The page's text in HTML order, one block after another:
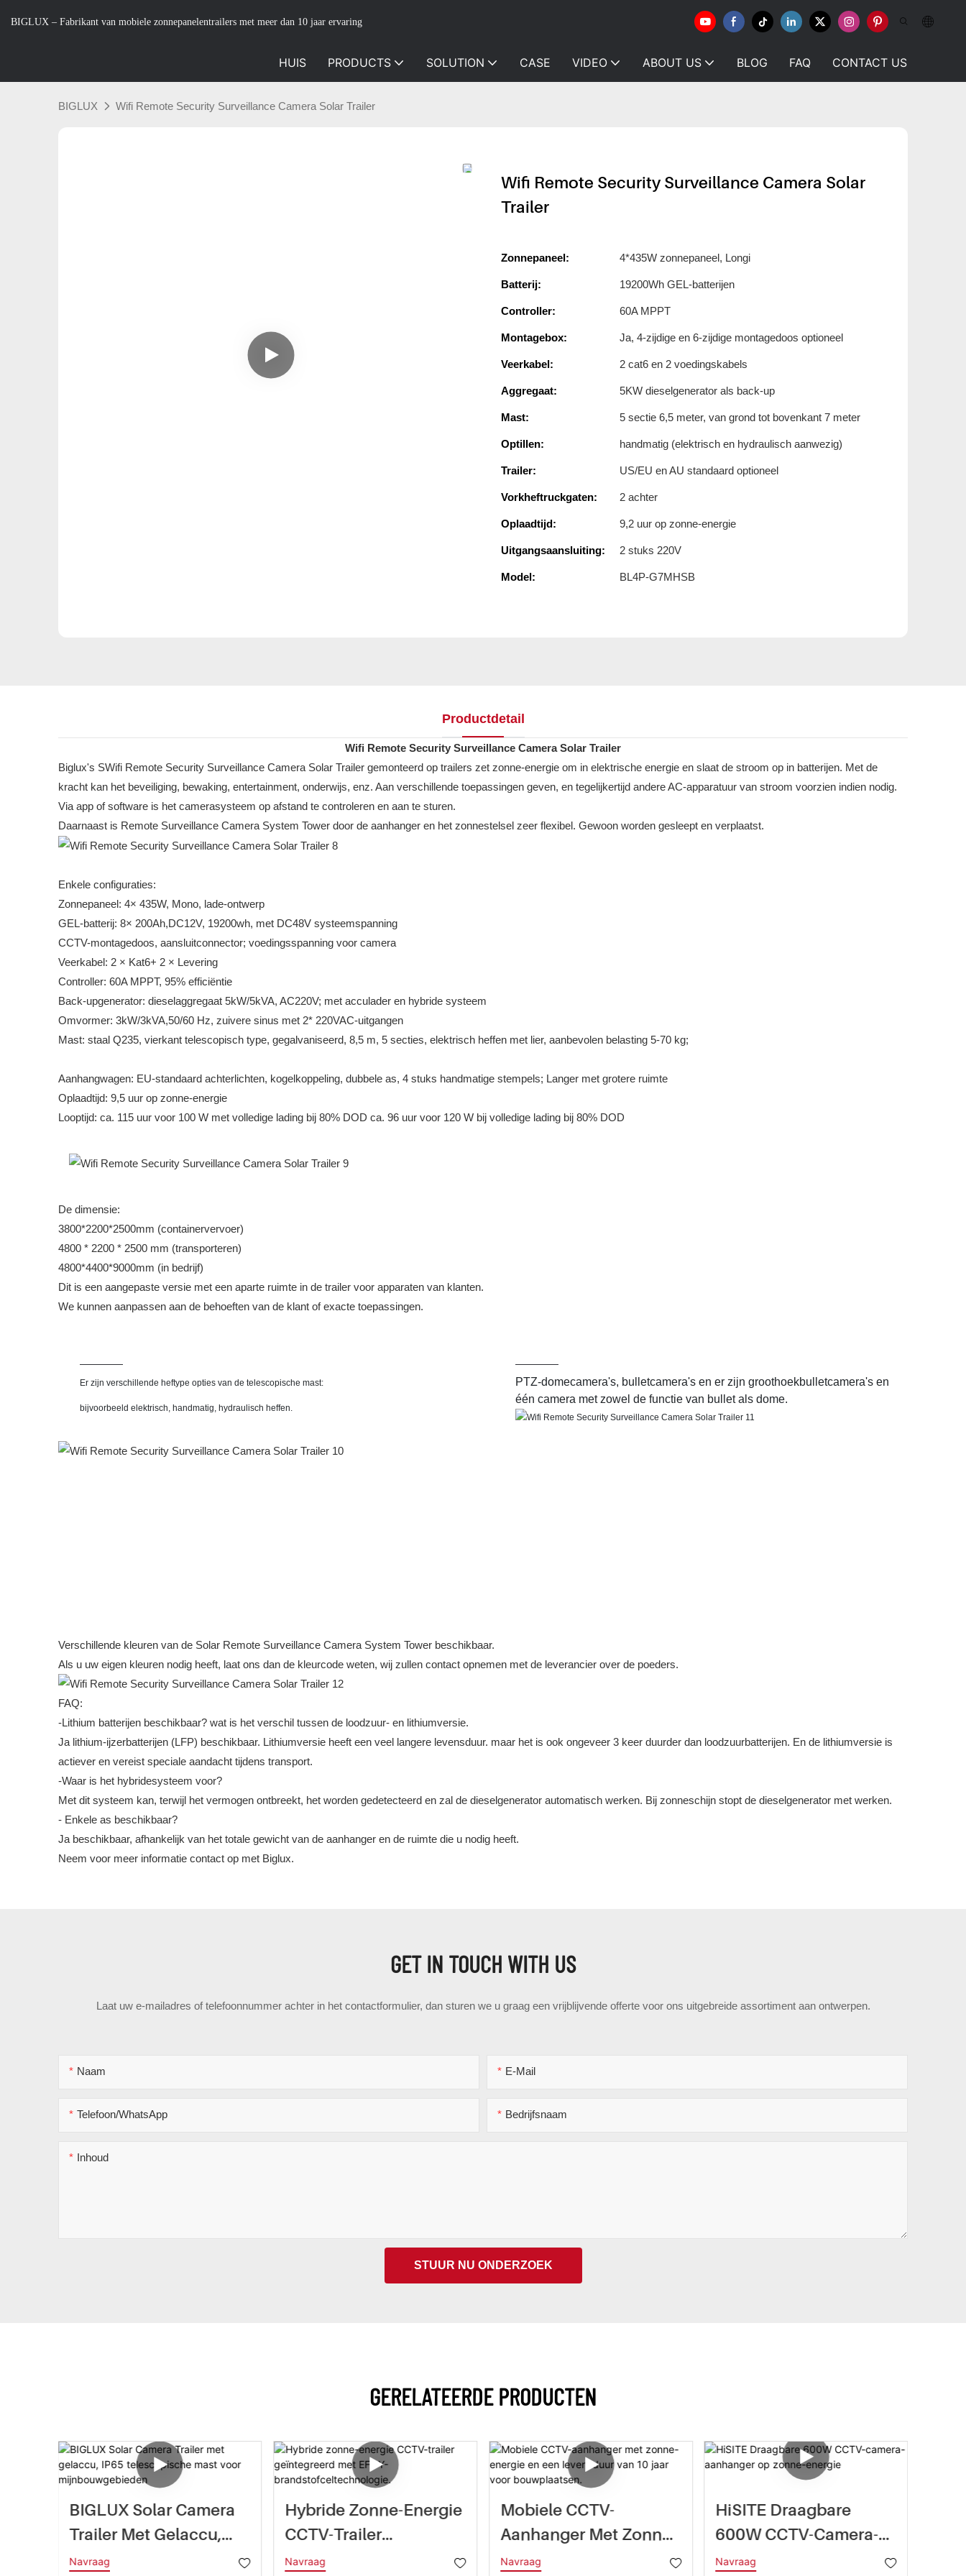
BIGLUX – Fabrikant van mobiele zonnepanelentrailers met meer dan 10 jaar ervaring
HUIS PRODUCTS SOLUTION CASE VIDEO ABOUT US BLOG FAQ CONTACT US
BIGLUX Wifi Remote Security Surveillance Camera Solar Trailer
Wifi Remote Security Surveillance Camera Solar
Trailer
Zonnepaneel: 4*435W zonnepaneel, Longi
Batterij: 19200Wh GEL-batterijen
Controller: 60A MPPT
Montagebox: Ja, 4-zijdige en 6-zijdige montagedoos optioneel
Veerkabel: 2 cat6 en 2 voedingskabels
Aggregaat: 5KW dieselgenerator als back-up
Mast: 5 sectie 6,5 meter, van grond tot bovenkant 7 meter
Optillen: handmatig (elektrisch en hydraulisch aanwezig)
Trailer: US/EU en AU standaard optioneel
Vorkheftruckgaten: 2 achter
Oplaadtijd: 9,2 uur op zonne-energie
Uitgangsaansluiting: 2 stuks 220V
Model: BL4P-G7MHSB
Productdetail
Wifi Remote Security Surveillance Camera Solar Trailer
Biglux's SWifi Remote Security Surveillance Camera Solar Trailer gemonteerd op trailers zet zonne-energie om in elektrische energie en slaat de stroom op in batterijen. Met de
kracht kan het beveiliging, bewaking, entertainment, onderwijs, enz. Aan verschillende toepassingen geven, en tegelijkertijd andere AC-apparatuur van stroom voorzien indien nodig.
Via app of software is het camerasysteem op afstand te controleren en aan te sturen.
Daarnaast is Remote Surveillance Camera System Tower door de aanhanger en het zonnestelsel zeer flexibel. Gewoon worden gesleept en verplaatst.
Enkele configuraties:
Zonnepaneel: 4× 435W, Mono, lade-ontwerp
GEL-batterij: 8× 200Ah,DC12V, 19200wh, met DC48V systeemspanning
CCTV-montagedoos, aansluitconnector; voedingsspanning voor camera
Veerkabel: 2 × Kat6+ 2 × Levering
Controller: 60A MPPT, 95% efficiëntie
Back-upgenerator: dieselaggregaat 5kW/5kVA, AC220V; met acculader en hybride systeem
Omvormer: 3kW/3kVA,50/60 Hz, zuivere sinus met 2* 220VAC-uitgangen
Mast: staal Q235, vierkant telescopisch type, gegalvaniseerd, 8,5 m, 5 secties, elektrisch heffen met lier, aanbevolen belasting 5-70 kg;
Aanhangwagen: EU-standaard achterlichten, kogelkoppeling, dubbele as, 4 stuks handmatige stempels; Langer met grotere ruimte
Oplaadtijd: 9,5 uur op zonne-energie
Looptijd: ca. 115 uur voor 100 W met volledige lading bij 80% DOD ca. 96 uur voor 120 W bij volledige lading bij 80% DOD
De dimensie:
3800*2200*2500mm (containervervoer)
4800 * 2200 * 2500 mm (transporteren)
4800*4400*9000mm (in bedrijf)
Dit is een aangepaste versie met een aparte ruimte in de trailer voor apparaten van klanten.
We kunnen aanpassen aan de behoeften van de klant of exacte toepassingen.
Er zijn verschillende heftype opties van de telescopische mast:
bijvoorbeeld elektrisch, handmatig, hydraulisch heffen.
PTZ-domecamera's, bulletcamera's en er zijn groothoekbulletcamera's en
één camera met zowel de functie van bullet als dome.
Verschillende kleuren van de Solar Remote Surveillance Camera System Tower beschikbaar.
Als u uw eigen kleuren nodig heeft, laat ons dan de kleurcode weten, wij zullen contact opnemen met de leverancier over de poeders.
FAQ:
-Lithium batterijen beschikbaar? wat is het verschil tussen de loodzuur- en lithiumversie.
Ja lithium-ijzerbatterijen (LFP) beschikbaar. Lithiumversie heeft een veel langere levensduur. maar het is ook ongeveer 3 keer duurder dan loodzuurbatterijen. En de lithiumversie is
actiever en vereist speciale aandacht tijdens transport.
-Waar is het hybridesysteem voor?
Met dit systeem kan, terwijl het vermogen ontbreekt, het worden gedetecteerd en zal de dieselgenerator automatisch werken. Bij zonneschijn stopt de dieselgenerator met werken.
- Enkele as beschikbaar?
Ja beschikbaar, afhankelijk van het totale gewicht van de aanhanger en de ruimte die u nodig heeft.
Neem voor meer informatie contact op met Biglux.
GET IN TOUCH WITH US
Laat uw e-mailadres of telefoonnummer achter in het contactformulier, dan sturen we u graag een vrijblijvende offerte voor ons uitgebreide assortiment aan ontwerpen.
Naam E-Mail
Telefoon/WhatsApp Bedrijfsnaam
Inhoud
STUUR NU ONDERZOEK
GERELATEERDE PRODUCTEN
BIGLUX Solar Camera
Trailer Met Gelaccu,
IP65 Telescopische
Navraag
Hybride Zonne-Energie
CCTV-Trailer
Geïntegreerd Met
Navraag
Mobiele CCTV-
Aanhanger Met Zonne-
Energie En Een
Navraag
HiSITE Draagbare
600W CCTV-Camera-
Aanhanger Op Zonne-
Navraag